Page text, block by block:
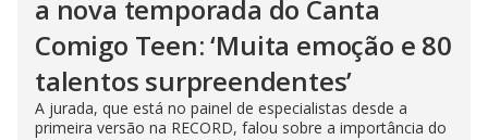
a nova temporada do Canta
Comigo Teen: ‘Muita emoção e 80
talentos surpreendentes’
A jurada, que está no painel de especialistas desde a
primeira versão na RECORD, falou sobre a importância do